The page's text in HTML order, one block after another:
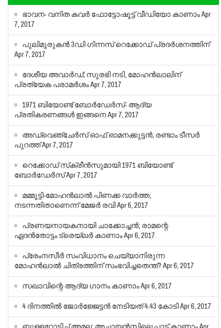
ഭാവന- വനിത കവര്‍ ഫോട്ടോഷൂട്ട് വീഡിയോ കാണാംApr
7, 2017
പുലിമുരുകന്‍ 3ഡി ഗിന്നസ് റെക്കോഡ് പ്രദര്‍ശനത്തിന്
Apr 7, 2017
ദേശീയ അവാര്‍ഡ്; സുരഭി നടി, മോഹന്‍ലാലിന്
പ്രത്യേക പരാമര്‍ശംApr 7, 2017
1971 ബിയോണ്ട് ബോര്‍ഡേര്‍സ്- ആദ്യ
പ്രതികരണങ്ങള്‍ ഇങ്ങനെApr 7, 2017
അഡ്വെഞ്ചേര്‍സ് ഓഫ് ഓമനക്കുട്ടന്‍; രണ്ടാം ടീസര്‍
പുറത്ത്Apr 7, 2017
റെക്കോഡ് സ്‌ക്രീന്‍സുമായി 1971 ബിയോണ്ട്
ബോര്‍ഡേര്‍സ്Apr 7, 2017
മമ്മൂട്ടി-മോഹന്‍ലാല്‍ പിണക്ക വാര്‍ത്ത;
നടന്നതിതാണെന്ന് മേജര്‍ രവിApr 6, 2017
പ്രണയനായകനായി ചാക്കോച്ചന്‍; രാമന്റെ
ഏദന്‍തോട്ടം ട്രെയ്‌ലര്‍ കാണാംApr 6, 2017
പ്രേംനസീര്‍ സംവിധാനം ചെയ്യാനിരുന്ന
മോഹന്‍ലാല്‍ ചിത്രത്തിന് സംഭവിച്ചതെന്ത്? Apr 6, 2017
സഖാവിന്റെ ആദ്യ ഗാനം കാണാംApr 6, 2017
4 ദിനത്തില്‍ ജോര്‍ജ്ജേട്ടന്‍ നേടിയത് 4.43 കോടിApr 6, 2017